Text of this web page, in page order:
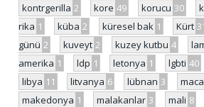
kontrgerilla 2 kore 49 korucu 30
rika 1 küba 2 küresel bak 1 Kürt
günü 2 kuveyt 2 kuzey kutbu 4
amerika 1 ldp 1 letonya 1 lgbti 40
libya 11 litvanya 6 lübnan 3
makedonya 1 malakanlar 3 mali 8